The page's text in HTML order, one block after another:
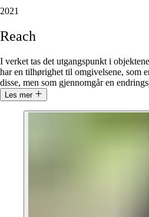
2021
Reach
I verket tas det utgangspunkt i
har en tilhørighet til omgivelsene, som
disse, men som gjennomgår en
Les mer